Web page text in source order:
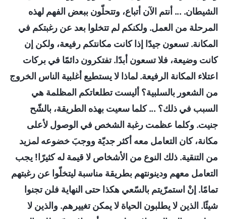
الشيطان. ... أنتم الآن أتباع، وتتحلّون ببعض الفهم لهذه
المرحلة من العمل. ولكنكم لم تتخلوا بعد عن رغبتكم في
المكانة. تسعون جيدًا إذا كانت مكانتكم رفيعة، ولكن إن
كانت وضيعة، فلا تسعون أبدًا. تفتكرون دائمًا في بركات
اعتلاء المكانة الرفيعة. لماذا لا يستطيع أغلبية الناس الخروج
من الشعور بالسلبية؟ أليست تطلعاتكم المظلمة هي
السبب في ذلك؟ ... كلما سعيت بهذه الطريقة، بالشّح
جنيت. وكلما عظمت رغبة الشخص في الوصول لأعلى
مكانة، كان التعامل معه أكثر جديّة ووجبَ خضوعه لمزيد
من التنقية. ذلك النوع من الأشخاص لا قيمة له كثيرًا! يجب
التعامل معهم ودينونتهم بطريقة مناسبة ليتخلّوا عن رغبتهم
تمامًا. إنْ استمرّيتم بالسّعي هكذا حتى النهاية فلن تجنوا
شيئًا. الذين لا يطلبون الحياة لا يمكن تغييرهم. والذين لا